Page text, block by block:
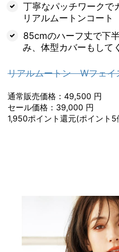
丁寧なパッチワークで
リアルムートンコート
85cmのハーフ丈で下
み、体型カバーもして
リアルムートン Wフェ
通常販売価格：49,500 円
セール価格：39,000 円
1,950ポイント還元(ポイント5